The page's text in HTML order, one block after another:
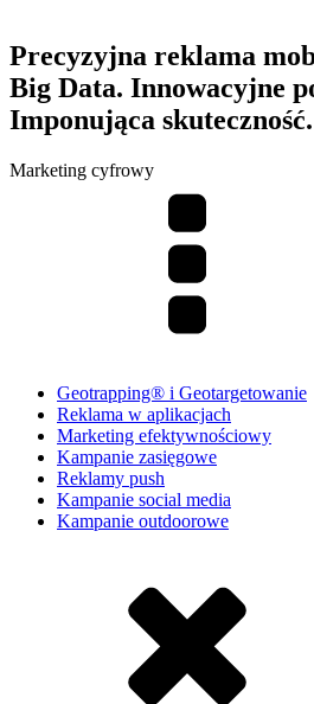
Precyzyjna reklama
Big Data. Innowacyjne
Imponująca skuteczność.
Marketing cyfrowy
Geotrapping® i Geotargetowanie
Reklama w aplikacjach
Marketing efektywnościowy
Kampanie zasięgowe
Reklamy push
Kampanie social media
Kampanie outdoorowe